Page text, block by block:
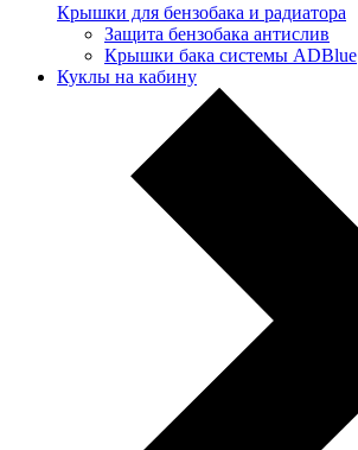
Крышки для бензобака и радиатора
Защита бензобака антислив
Крышки бака системы ADBlue
Куклы на кабину